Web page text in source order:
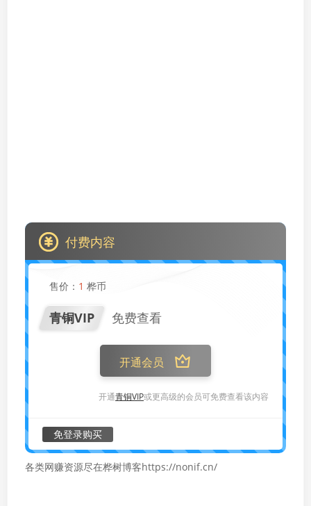
付费内容
售价： 1 桦币
青铜VIP 免费查看
开通会员
开通青铜VIP或更高级的会员可免费查看该内容
免登录购买
各类网赚资源尽在桦树博客https://nonif.cn/